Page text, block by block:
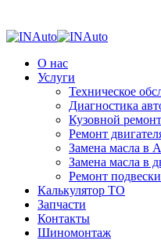
О нас
Услуги
Техническое
Диагностика
Кузовной ремонт
Ремонт
Замена масла
Замена масла в
Ремонт подвески
Калькулятор ТО
Запчасти
Контакты
Шиномонтаж